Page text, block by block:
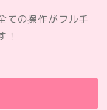
ての操作がフル手
！